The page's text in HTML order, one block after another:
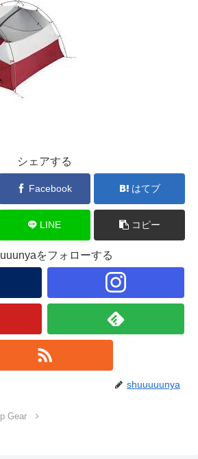
シェアする
Facebook はてブ
LINE コピー
をフォローする
shuuuuunya
Gear